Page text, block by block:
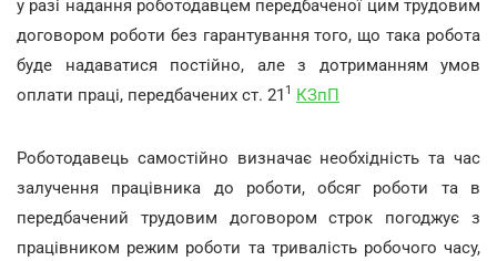
у разі надання роботодавцем передбаченої цим трудовим
договором роботи без гарантування того, що така робота
буде надаватися постійно, але з дотриманням умов
оплати праці, передбачених ст. 21 1 КЗпП
Роботодавець самостійно визначає необхідність та час
залучення працівника до роботи, обсяг роботи та в
передбачений трудовим договором строк погоджує з
працівником режим роботи та тривалість робочого часу,